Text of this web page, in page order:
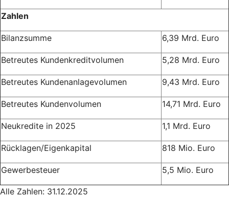
Zahlen
Bilanzsumme 6,39 Mrd. Euro
Betreutes Kundenkreditvolumen 5,28 Mrd. Euro
Betreutes Kundenanlagevolumen 9,43 Mrd. Euro
Betreutes Kundenvolumen 14,71 Mrd. Euro
Neukredite in 2025 1,1 Mrd. Euro
Rücklagen/Eigenkapital 818 Mio. Euro
Gewerbesteuer 5,5 Mio. Euro
Alle Zahlen: 31.12.2025